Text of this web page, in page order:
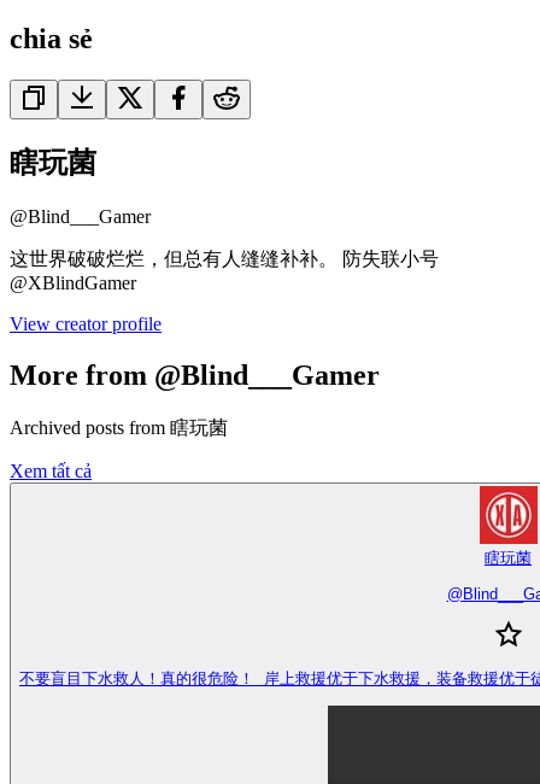
chia sẻ
瞎玩菌
@Blind___Gamer
这世界破破烂烂，但总有人缝缝补补。 防失联小号
@XBlindGamer
View creator profile
More from @Blind___Gamer
Archived posts from 瞎玩菌
Xem tất cả
瞎玩菌
@
不要盲目下水救人！真的很危险！ 岸上救援优于下水救援，装备救援